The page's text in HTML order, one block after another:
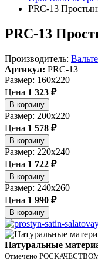
PRC-13
PRC-13
Производитель:
Артикул: PRC-13
Размер: 160x220
Цена 1 323 ₽
В корзину
Размер: 200x220
Цена 1 578 ₽
В корзину
Размер: 220x240
Цена 1 722 ₽
В корзину
Размер: 240x260
Цена 1 990 ₽
В корзину
Натуральные
Отмечено